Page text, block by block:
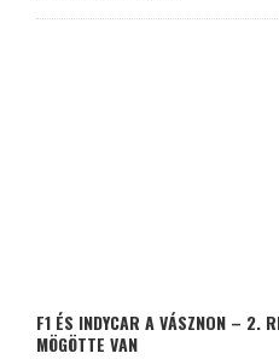
F1 ÉS INDYCAR A VÁSZNON – 2.
MÖGÖTTE VAN